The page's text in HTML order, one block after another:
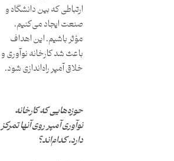
ارتباطی که بین دانشگاه و
صنعت ایجاد می‌کنیم،
مؤثر باشیم. این اهداف
باعث شد کارخانه نوآوری و
خلاق آمپر راه‌اندازی شود.
حوزه‌هایی که کارخانه
نوآوری آمپر روی آنها تمرکز
دارد، کدام‌اند؟